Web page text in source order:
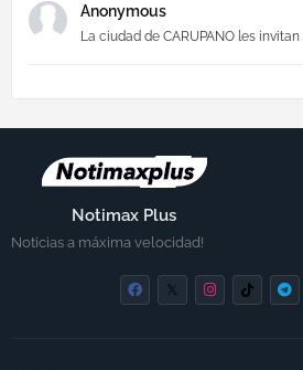
Anonymous
La ciudad de CARUPANO les invitan
Notimax Plus
Noticias a máxima velocidad!